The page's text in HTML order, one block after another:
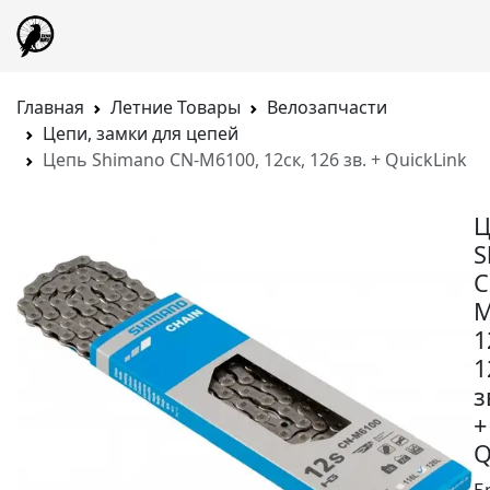
Главная Летние Товары
Велозапчасти
Цепи, замки для цепей
Цепь Shimano CN-M6100, 12ск, 126 зв. + QuickLink
+